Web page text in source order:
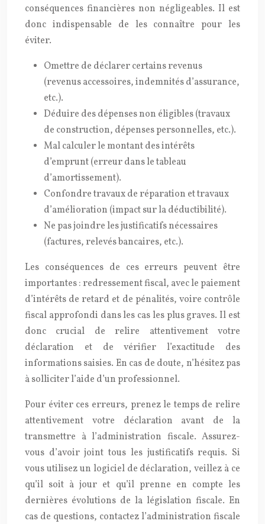
conséquences financières non négligeables. Il est
donc indispensable de les connaître pour les
éviter.
Omettre de déclarer certains revenus
(revenus accessoires, indemnités d’assurance,
etc.).
Déduire des dépenses non éligibles (travaux
de construction, dépenses personnelles, etc.).
Mal calculer le montant des intérêts
d’emprunt (erreur dans le tableau
d’amortissement).
Confondre travaux de réparation et travaux
d’amélioration (impact sur la déductibilité).
Ne pas joindre les justificatifs nécessaires
(factures, relevés bancaires, etc.).
Les conséquences de ces erreurs peuvent être
importantes : redressement fiscal, avec le paiement
d’intérêts de retard et de pénalités, voire contrôle
fiscal approfondi dans les cas les plus graves. Il est
donc crucial de relire attentivement votre
déclaration et de vérifier l’exactitude des
informations saisies. En cas de doute, n’hésitez pas
à solliciter l’aide d’un professionnel.
Pour éviter ces erreurs, prenez le temps de relire
attentivement votre déclaration avant de la
transmettre à l’administration fiscale. Assurez-
vous d’avoir joint tous les justificatifs requis. Si
vous utilisez un logiciel de déclaration, veillez à ce
qu’il soit à jour et qu’il prenne en compte les
dernières évolutions de la législation fiscale. En
cas de questions, contactez l’administration fiscale